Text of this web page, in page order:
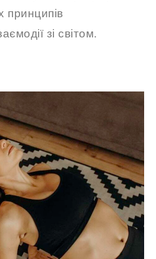
принципів
зі світом.